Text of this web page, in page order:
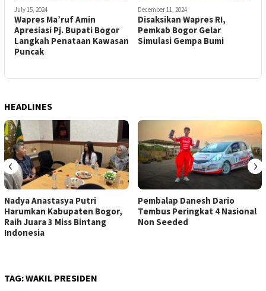
July 15, 2024
Wapres Ma’ruf Amin
Apresiasi Pj. Bupati Bogor
Langkah Penataan Kawasan
Puncak
December 11, 2024
Disaksikan Wapres RI,
Pemkab Bogor Gelar
Simulasi Gempa Bumi
HEADLINES
Nadya Anastasya Putri
Harumkan Kabupaten Bogor,
Raih Juara 3 Miss Bintang
Indonesia
Pembalap Danesh Dario
Tembus Peringkat 4 Nasional
Non Seeded
‹ ›
TAG:WAKIL PRESIDEN